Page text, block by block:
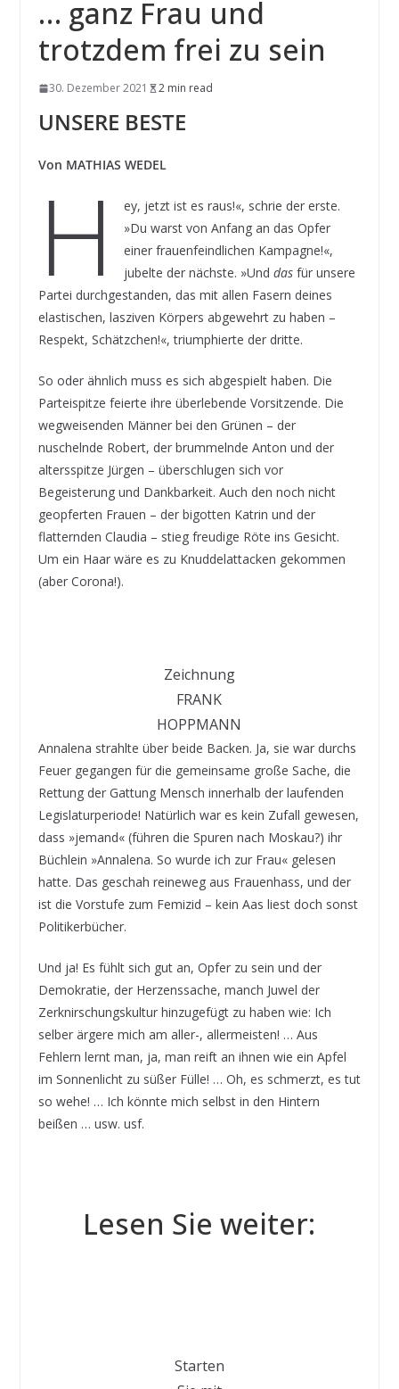
… ganz Frau und
trotzdem frei zu sein
30. Dezember 2021 2 min read
UNSERE BESTE
Von MATHIAS WEDEL
H
ey, jetzt ist es raus!«, schrie der erste.
»Du warst von Anfang an das Opfer
einer frauenfeindlichen Kampagne!«,
jubelte der nächste. »Unddas für unsere
Partei durchgestanden, das mit allen Fasern deines
elastischen, lasziven Körpers abgewehrt zu haben –
Respekt, Schätzchen!«, triumphierte der dritte.
So oder ähnlich muss es sich abgespielt haben. Die
Parteispitze feierte ihre überlebende Vorsitzende. Die
wegweisenden Männer bei den Grünen – der
nuschelnde Robert, der brummelnde Anton und der
altersspitze Jürgen – überschlugen sich vor
Begeisterung und Dankbarkeit. Auch den noch nicht
geopferten Frauen – der bigotten Katrin und der
flatternden Claudia – stieg freudige Röte ins Gesicht.
Um ein Haar wäre es zu Knuddelattacken gekommen
(aber Corona!).
Zeichnung
FRANK
HOPPMANN
Annalena strahlte über beide Backen. Ja, sie war durchs
Feuer gegangen für die gemeinsame große Sache, die
Rettung der Gattung Mensch innerhalb der laufenden
Legislaturperiode! Natürlich war es kein Zufall gewesen,
dass »jemand« (führen die Spuren nach Moskau?) ihr
Büchlein »Annalena. So wurde ich zur Frau« gelesen
hatte. Das geschah reineweg aus Frauenhass, und der
ist die Vorstufe zum Femizid – kein Aas liest doch sonst
Politikerbücher.
Und ja! Es fühlt sich gut an, Opfer zu sein und der
Demokratie, der Herzenssache, manch Juwel der
Zerknirschungskultur hinzugefügt zu haben wie: Ich
selber ärgere mich am aller-, allermeisten! … Aus
Fehlern lernt man, ja, man reift an ihnen wie ein Apfel
im Sonnenlicht zu süßer Fülle! … Oh, es schmerzt, es tut
so wehe! … Ich könnte mich selbst in den Hintern
beißen … usw. usf.
Lesen Sie weiter:
Starten